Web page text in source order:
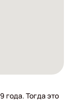
года. Тогда это